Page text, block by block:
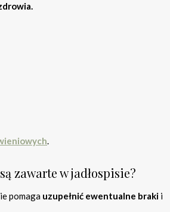
.
zawarte w jadłospisie?
pomaga uzupełnić ewentualne braki i